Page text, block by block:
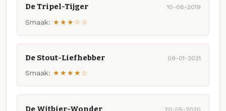
De Tripel-Tijger 10-08-2019
Smaak: ★★★☆☆
De Stout-Liefhebber 09-01-2021
Smaak: ★★★★☆
De Witbier-Wonder 20-05-2020